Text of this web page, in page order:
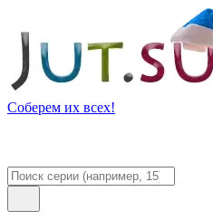
Соберем их всех!